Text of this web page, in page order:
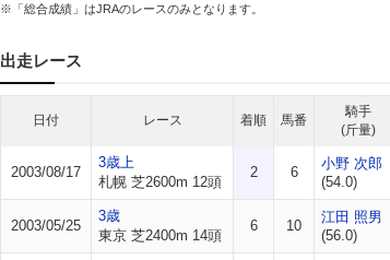
※「総合成績」はJRAのレースのみとなります。
出走レース
日付 レース 着順 馬番
騎手
(斤量)
2003/08/17
3歳上
札幌 芝2600m 12頭
2 6
小野 次郎
(54.0)
2003/05/25
3歳
東京 芝2400m 14頭
6 10
江田 照男
(56.0)